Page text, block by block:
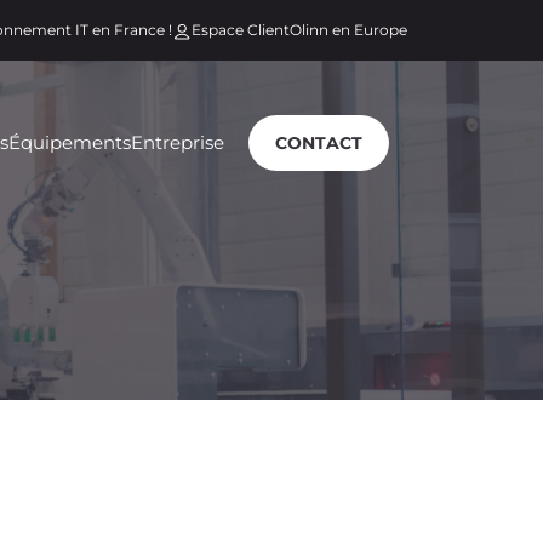
IT en France ! Espace ClientOlinn en Europe
ÉquipementsEntreprise CONTACT